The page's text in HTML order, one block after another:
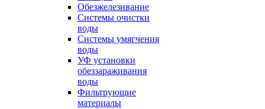
Обезжелезивание
Системы очистки
воды
Системы умягчения
воды
УФ установки
обеззараживания
воды
Фильтрующие
материалы